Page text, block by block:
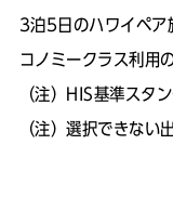
3泊5日のハワイペ
コノミークラス利用
（注）HIS基準スタ
（注）選択できない